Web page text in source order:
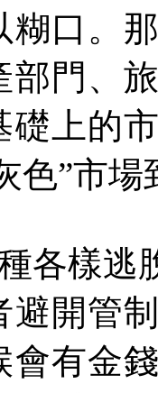
糊口。
部門、
礎上的
色”市場
各樣逃
避開管
會有金